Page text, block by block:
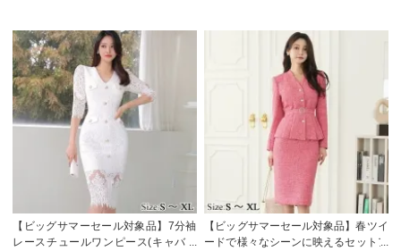
【ビッグサマーセール対象品】7分袖
レースチュールワンピース(キャバド
【ビッグサマーセール対象品】春ツイ
ードで様々なシーンに映えるセットア